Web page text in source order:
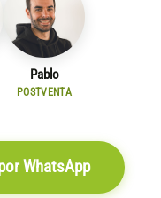
Pablo
POSTVENTA
WhatsApp